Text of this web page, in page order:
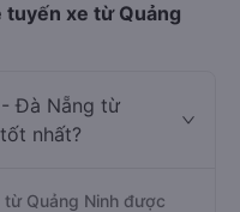
tuyến xe từ Quảng
- Đà Nẵng từ
nhất?
Quảng Ninh được